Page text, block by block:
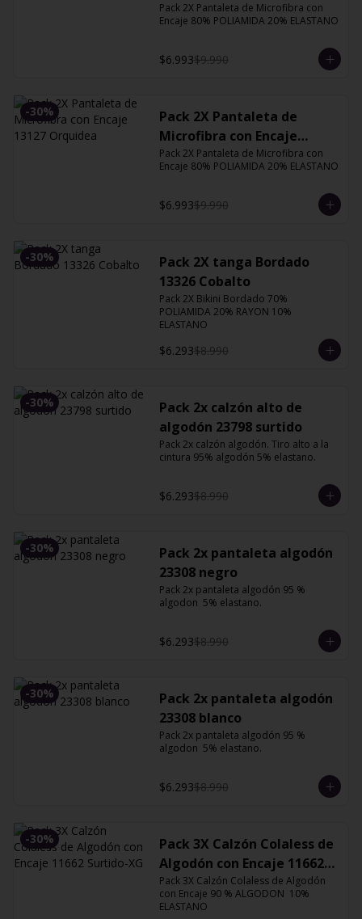
13127 Cobalto
Pack 2X Pantaleta de Microfibra con
Encaje 80% POLIAMIDA 20% ELASTANO
$6.993$9.990
-30%
Pack 2X Pantaleta de
Microfibra con Encaje
13127 Orquidea
Pack 2X Pantaleta de Microfibra con
Encaje 80% POLIAMIDA 20% ELASTANO
$6.993$9.990
-30%
Pack 2X tanga Bordado
13326 Cobalto
Pack 2X Bikini Bordado 70%
POLIAMIDA 20% RAYON 10%
ELASTANO
$6.293$8.990
-30%
Pack 2x calzón alto de
algodón 23798 surtido
Pack 2x calzón algodón. Tiro alto a la
cintura 95% algodón 5% elastano.
$6.293$8.990
-30%
Pack 2x pantaleta algodón
23308 negro
Pack 2x pantaleta algodón 95 %
algodon  5% elastano.
$6.293$8.990
-30%
Pack 2x pantaleta algodón
23308 blanco
Pack 2x pantaleta algodón 95 %
algodon  5% elastano.
$6.293$8.990
-30%
Pack 3X Calzón Colaless de
Algodón con Encaje 11662
Surtido-XG
Pack 3X Calzón Colaless de Algodón
con Encaje 90 % ALGODON  10%
ELASTANO